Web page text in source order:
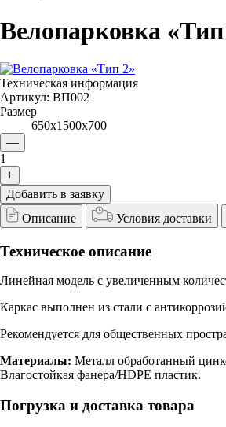
Велопарковка
Техническая информация
Артикул: ВП002
Размер
650х1500х700
—
1
+
Добавить в заявку
Описание
Условия доставки
Техническое описание
Линейная модель с увеличенным
Каркас выполнен из стали с
Рекомендуется для общественных
Материалы: Металл обработанный
Влагостойкая фанера/HDPE пластик.
Погрузка и доставка товара